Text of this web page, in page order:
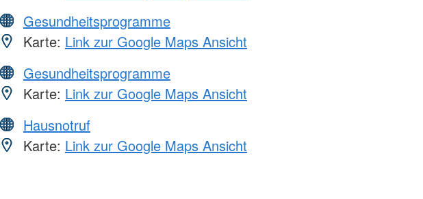
Gesundheitsprogramme
Karte: Link zur Google Maps Ansicht
Gesundheitsprogramme
Karte: Link zur Google Maps Ansicht
Hausnotruf
Karte: Link zur Google Maps Ansicht